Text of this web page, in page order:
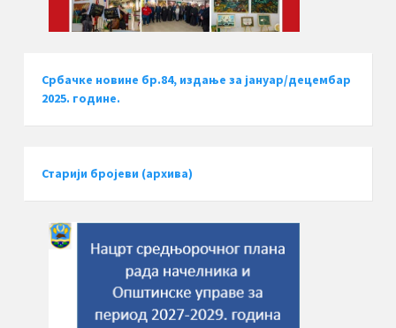
Србачке новине бр.84, издање за јануар/децембар
2025. године.
Старији бројеви (архива)